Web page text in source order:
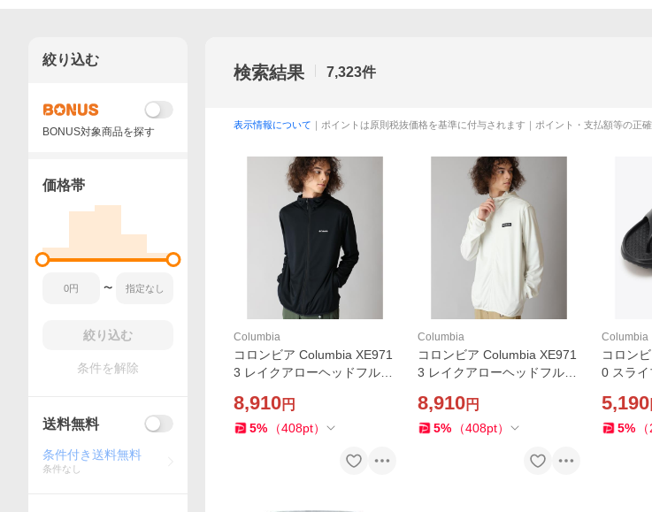
検索結果 7,323件
表示情報について ｜ポイントは原則税抜価格を基準に付与されます｜ポイント・支払額等の正
Columbia
コロンビア Columbia XE971
3 レイクアローヘッドフルジ
(010) オムニフリーズゼロ メ
ンズ 長袖 冷却機能 UPF50
8,910円
5% （408pt）
Columbia
コロンビア Columbia XE971
3 レイクアローヘッドフルジ
(125) オムニフリーズゼロ メ
ンズ 長袖 冷却機能 UPF50
8,910円
5% （408pt）
Columbia
コロン
0 スライ
ダル ユ
ル タウ
5,190
5% （
絞り込む
BONUS対象商品を探す
価格帯
〜
絞り込む
条件を解除
送料無料
条件付き送料無料
条件なし